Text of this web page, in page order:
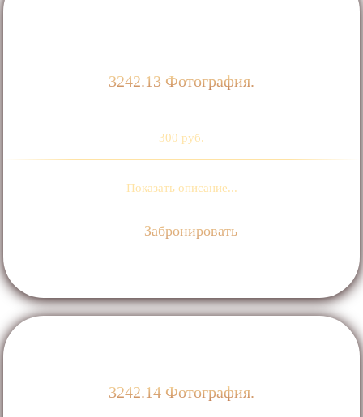
3242.13 Фотография.
300 руб.
Показать описание...
Забронировать
3242.14 Фотография.